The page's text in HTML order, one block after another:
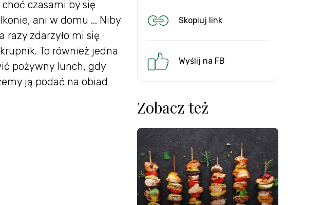
choć czasami by się
ani w domu ... Niby
razy zdarzyło mi się
To również jedna
pożywny lunch, gdy
ją podać na obiad
Skopiuj link
Wyślij na FB
Zobacz też